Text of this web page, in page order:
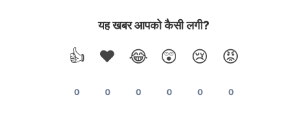
यह खबर आपको कैसी लगी?
👍
0
❤️
0
😂
0
😲
0
😢
0
😡
0